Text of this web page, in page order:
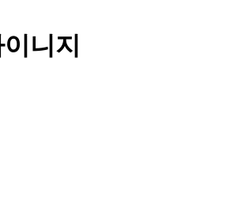
니지